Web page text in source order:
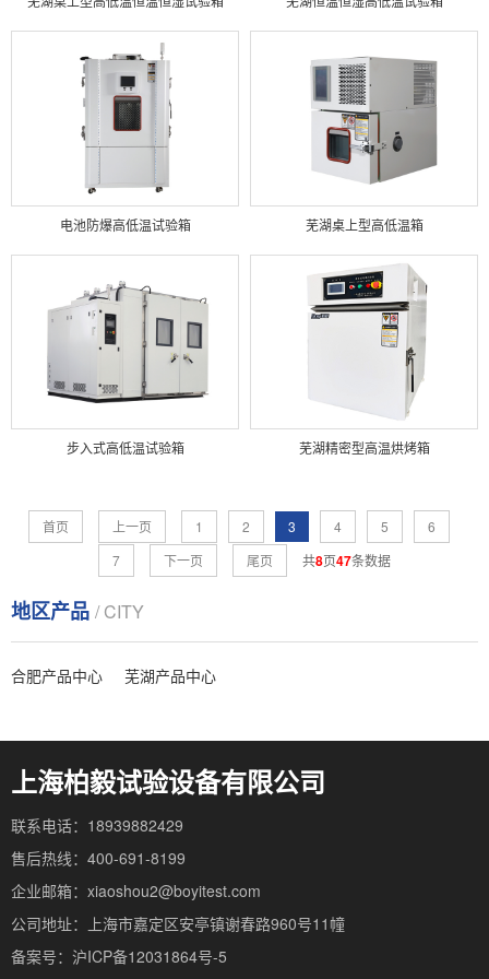
电池防爆高低温试验箱 芜湖桌上型高低温箱
步入式高低温试验箱 芜湖精密型高温烘烤箱
首页 上一页 1 2 3 4 5
6
7
下一页 尾页 共8页47条数据
地区产品 / CITY
合肥产品中心 芜湖产品中心
上海柏毅试验设备有限公司
联系电话：18939882429
售后热线：400-691-8199
企业邮箱：xiaoshou2@boyitest.com
公司地址：上海市嘉定区安亭镇谢春路960号11幢
备案号：沪ICP备12031864号-5